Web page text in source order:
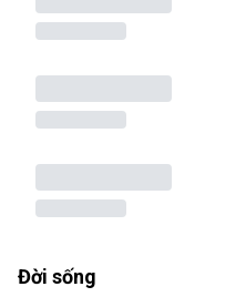
Đời sống